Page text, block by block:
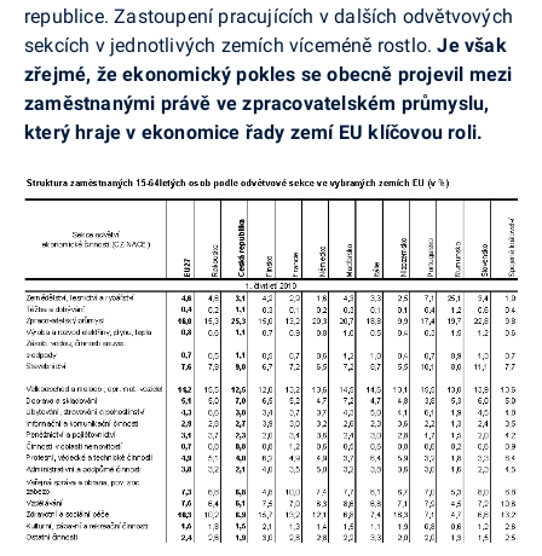
republice. Zastoupení pracujících v dalších odvětvových
sekcích v jednotlivých zemích víceméně rostlo.Je však
zřejmé, že ekonomický pokles se obecně projevil mezi
zaměstnanými právě ve zpracovatelském průmyslu,
který hraje v ekonomice řady zemí EU klíčovou roli.